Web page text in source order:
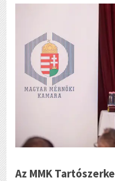
Az MMK